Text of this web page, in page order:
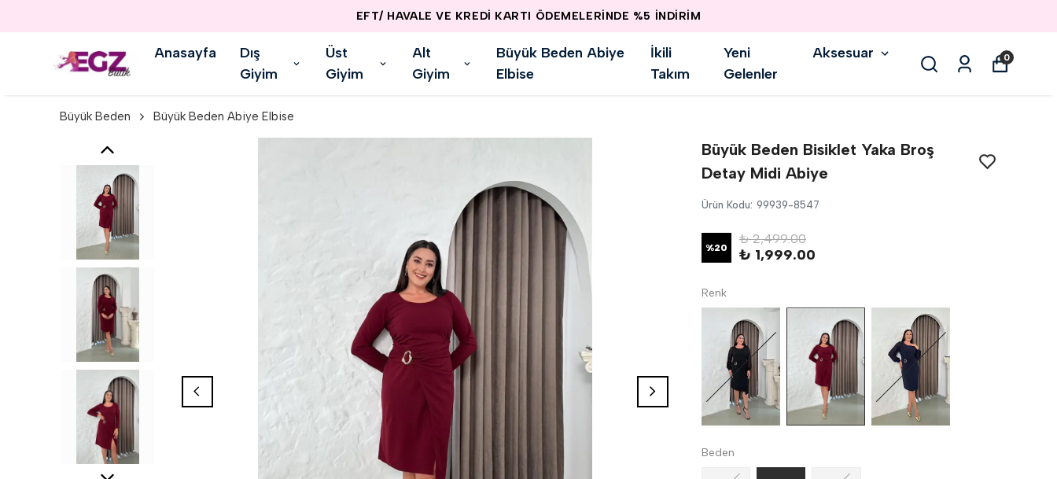
EFT/ HAVALE VE KREDİ KARTI ÖDEMELERİNDE %5 İNDİRİM
Anasayfa
Dış
Giyim
Üst
Giyim
Alt
Giyim
Büyük Beden Abiye
Elbise
İkili
Takım
Yeni
Gelenler
Aksesuar 0
Büyük Beden Büyük Beden Abiye Elbise
Büyük Beden Bisiklet Yaka Broş
Detay Midi Abiye
Ürün Kodu: 99939-8547
%20
₺ 2,499.00
₺ 1,999.00
Renk
Beden